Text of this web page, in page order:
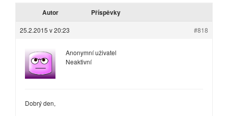
Autor Příspěvky
25.2.2015 v 20:23 #818
Anonymní uživatel
Neaktivní
Dobrý den,